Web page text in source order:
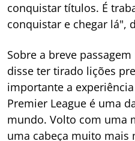
conquistar títulos. É
conquistar e chegar lá",
Sobre a breve
disse ter tirado lições
importante a
Premier League é uma
mundo. Volto com uma
uma cabeça muito mais